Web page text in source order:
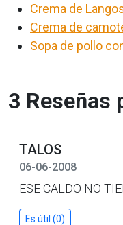
Crema de
Crema de
Sopa de pollo
3 Reseñas
TALOS
06-06-2008
ESE CALDO NO
Es útil (0)